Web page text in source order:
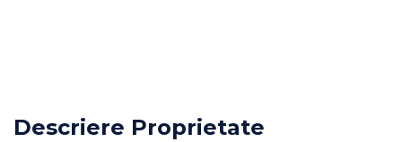
Descriere Proprietate